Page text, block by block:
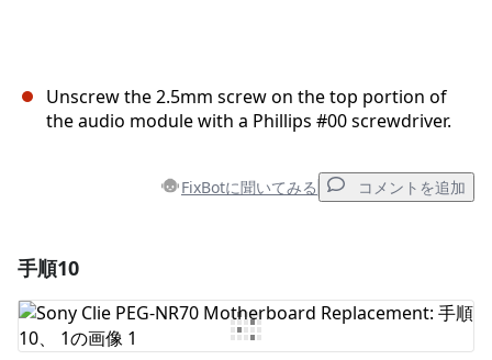
Unscrew the 2.5mm screw on the top portion of
the audio module with a Phillips #00 screwdriver.
FixBotに聞いてみる コメントを追加
コメントを追加
手順10